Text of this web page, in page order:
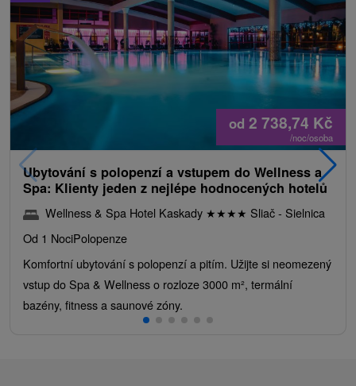
od 2 738,74 Kč
/noc/osoba
Ubytování s polopenzí a vstupem do Wellness a
Spa: Klienty jeden z nejlépe hodnocených hotelů
Wellness & Spa Hotel Kaskady ★★★★ Sliač - Sielnica
Od 1 NociPolopenze
Komfortní ubytování s polopenzí a pitím. Užijte si neomezený
vstup do Spa & Wellness o rozloze 3000 m², termální
bazény, fitness a saunové zóny.